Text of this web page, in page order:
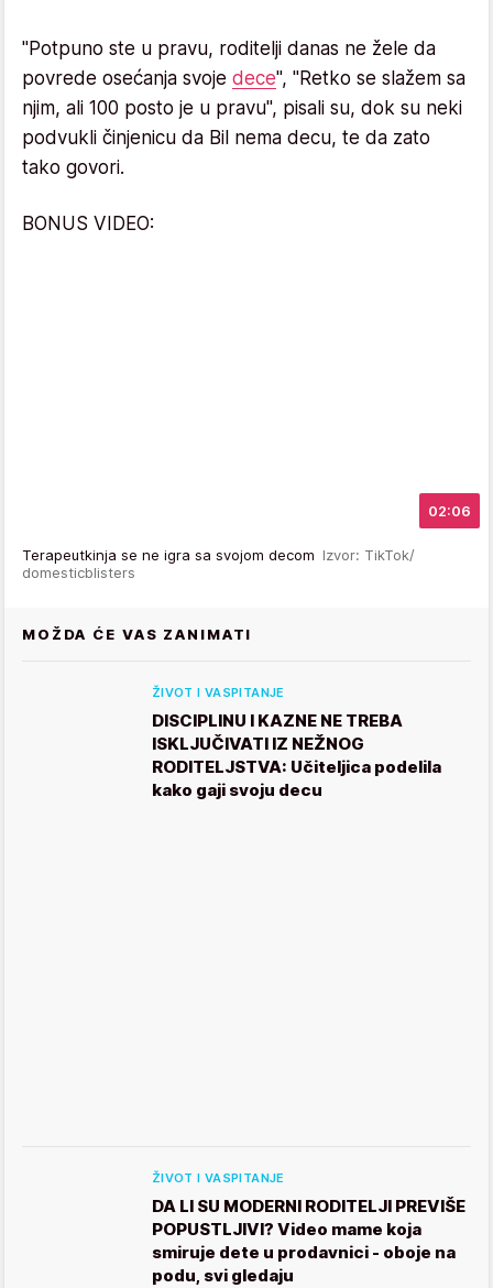
"Potpuno ste u pravu, roditelji danas ne žele da
povrede osećanja svoje dece", "Retko se slažem sa
njim, ali 100 posto je u pravu", pisali su, dok su neki
podvukli činjenicu da Bil nema decu, te da zato
tako govori.
BONUS VIDEO:
02:06
Terapeutkinja se ne igra sa svojom decom Izvor: TikTok/
domesticblisters
MOŽDA ĆE VAS ZANIMATI
ŽIVOT I VASPITANJE
DISCIPLINU I KAZNE NE TREBA
ISKLJUČIVATI IZ NEŽNOG
RODITELJSTVA: Učiteljica podelila
kako gaji svoju decu
ŽIVOT I VASPITANJE
DA LI SU MODERNI RODITELJI PREVIŠE
POPUSTLJIVI? Video mame koja
smiruje dete u prodavnici - oboje na
podu, svi gledaju